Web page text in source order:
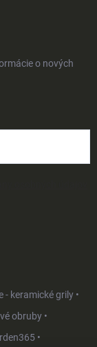
o nových
- keramické grily •
obruby •
•